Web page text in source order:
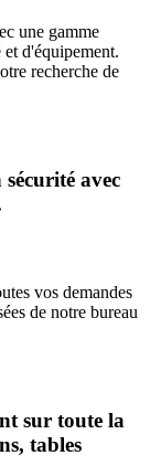
une gamme
d'équipement.
recherche de
avec
vos demandes
de notre bureau
sur toute la
tables